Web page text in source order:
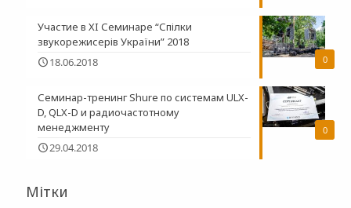
0
Участие в XI Семинаре “Спілки
звукорежисерів України” 2018
18.06.2018
0
Семинар-тренинг Shure по системам ULX-
D, QLX-D и радиочастотному
менеджменту
29.04.2018
Мітки